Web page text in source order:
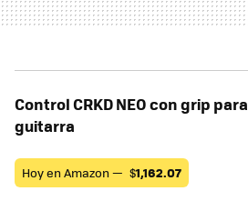
Control CRKD NEO con grip para
guitarra
Hoy en Amazon — $1,162.07